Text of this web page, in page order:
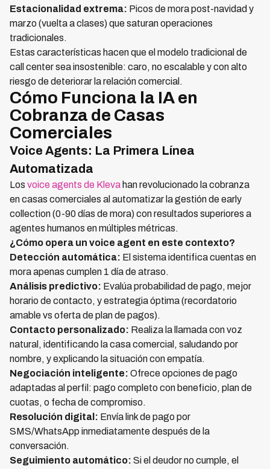
Estacionalidad extrema: Picos de mora post-navidad y
marzo (vuelta a clases) que saturan operaciones
tradicionales.
Estas características hacen que el modelo tradicional de
call center sea insostenible: caro, no escalable y con alto
riesgo de deteriorar la relación comercial.
Cómo Funciona la IA en
Cobranza de Casas
Comerciales
Voice Agents: La Primera Línea
Automatizada
Los voice agents de Kleva han revolucionado la cobranza
en casas comerciales al automatizar la gestión de early
collection (0-90 días de mora) con resultados superiores a
agentes humanos en múltiples métricas.
¿Cómo opera un voice agent en este contexto?
Detección automática: El sistema identifica cuentas en
mora apenas cumplen 1 día de atraso.
Análisis predictivo: Evalúa probabilidad de pago, mejor
horario de contacto, y estrategia óptima (recordatorio
amable vs oferta de plan de pagos).
Contacto personalizado: Realiza la llamada con voz
natural, identificando la casa comercial, saludando por
nombre, y explicando la situación con empatía.
Negociación inteligente: Ofrece opciones de pago
adaptadas al perfil: pago completo con beneficio, plan de
cuotas, o fecha de compromiso.
Resolución digital: Envía link de pago por
SMS/WhatsApp inmediatamente después de la
conversación.
Seguimiento automático: Si el deudor no cumple, el